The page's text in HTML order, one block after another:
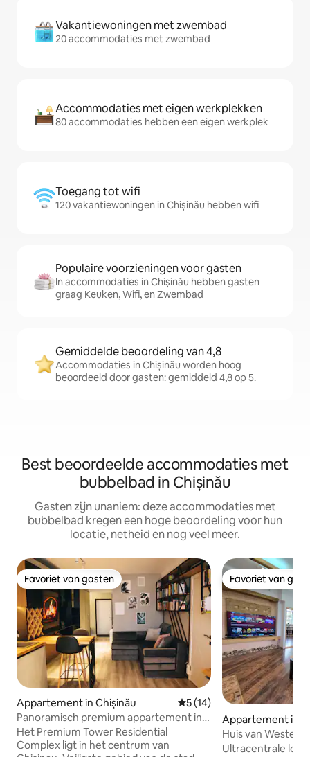
Vakantiewoningen met zwembad
20 accommodaties met zwembad
Accommodaties met eigen werkplekken
80 accommodaties hebben een eigen werkplek
Toegang tot wifi
120 vakantiewoningen in Chișinău hebben wifi
Populaire voorzieningen voor gasten
In accommodaties in Chișinău hebben gasten
graag Keuken, Wifi, en Zwembad
Gemiddelde beoordeling van 4,8
Accommodaties in Chișinău worden hoog
beoordeeld door gasten: gemiddeld 4,8 op 5.
Best beoordeelde accommodaties met
bubbelbad in Chișinău
Gasten zijn unaniem: deze accommodaties met
bubbelbad kregen een hoge beoordeling voor hun
locatie, netheid en nog veel meer.
Favoriet van gasten
Favoriet van gasten
Appartement in Chișinău Gemiddelde beoordeling
5 (14)
Panoramisch premium appartement in
het stadscentrum
Het Premium Tower Residential
Complex ligt in het centrum van
Favoriet van
Favoriet van
Appartement in
Huis van
Ultracentrale loft